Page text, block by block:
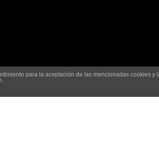
para la aceptación de las mencionadas cookies y